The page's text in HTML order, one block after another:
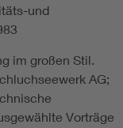
und
im großen Stil.
AG;
Vorträge